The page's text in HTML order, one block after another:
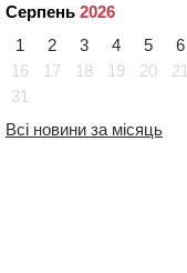
Серпень 2026
1
2 3 4 5 6
16
17 18 19 20 21
31
Всі новини за місяць